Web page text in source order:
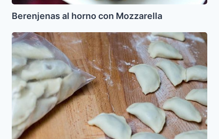
Berenjenas al horno con Mozzarella
Como
Congelar
Varenikes
y
Kreplaj